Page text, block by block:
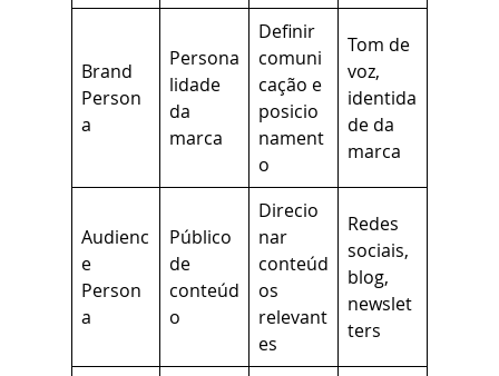
Brand
Person
a
Persona
lidade
da
marca
Definir
comuni
cação e
posicio
nament
o
Tom de
voz,
identida
de da
marca
Audienc
e
Person
a
Público
de
conteúd
o
Direcio
nar
conteúd
os
relevant
es
Redes
sociais,
blog,
newslet
ters